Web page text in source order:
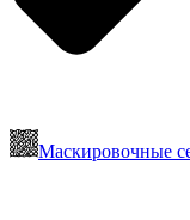
Маскировочные